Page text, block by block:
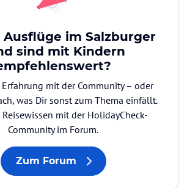
Ausflüge im Salzburger
sind mit Kindern
mit der Community – oder
was Dir sonst zum Thema einfällt.
mit der HolidayCheck-
Community im Forum.
Zum Forum